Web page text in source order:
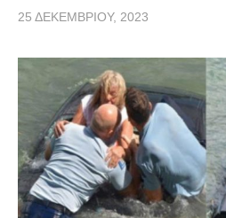
25 ΔΕΚΕΜΒΡΊΟΥ, 2023